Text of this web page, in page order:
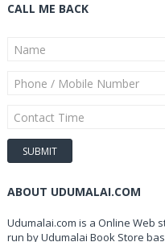
CALL ME BACK
ABOUT UDUMALAI.COM
Udumalai.com is a Online Web
run by Udumalai Book Store